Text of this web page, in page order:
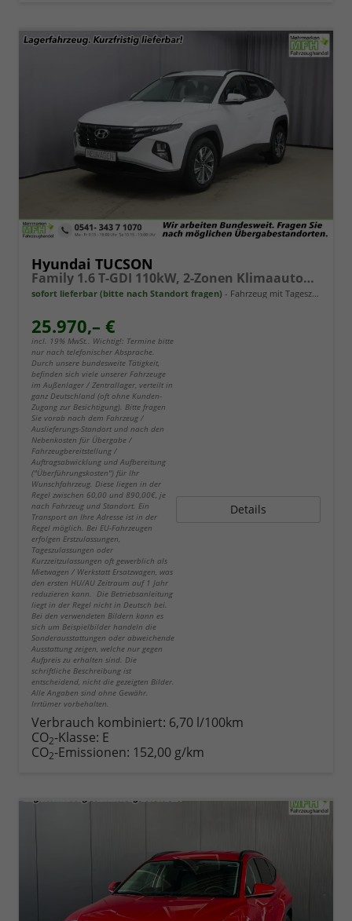
Hyundai TUCSON
Family 1.6 T-GDI 110kW, 2-Zonen Klimaautomatik, Sitzheizung, AppleCarPlay&Android Auto, Freisprecheinrichtung, Radio DAB, Verkehrszeichenerkennung, Rückfahrkamera, eCall Notrufsystem, 17 Zoll Leichtmetallfelgen, uvm.
sofort lieferbar (bitte nach Standort fragen) Fahrzeug mit Tageszulassung
25.970,– €
incl. 19% MwSt.. Wichtig!: Termine bitte
nur nach telefonischer Absprache.
Durch unsere bundesweite Tätigkeit,
befinden sich viele unserer Fahrzeuge
im Außenlager / Zentrallager, verteilt in
ganz Deutschland (oft ohne Kunden-
Zugang zur Besichtigung). Bitte fragen
Sie vorab nach dem Fahrzeug /
Auslieferungs-Standort und nach den
Nebenkosten für Übergabe /
Fahrzeugbereitstellung /
Auftragsabwicklung und Aufbereitung
("Überführungskosten") für Ihr
Wunschfahrzeug. Diese liegen in der
Regel zwischen 60,00 und 890,00€, je
nach Fahrzeug und Standort. Ein
Transport an Ihre Adresse ist in der
Regel möglich. Bei EU-Fahrzeugen
erfolgen Erstzulassungen,
Tageszulassungen oder
Kurzzeitzulassungen oft gewerblich als
Mietwagen / Werkstatt Ersatzwagen, was
den ersten HU/AU Zeitraum auf 1 Jahr
reduzieren kann. Die Betriebsanleitung
liegt in der Regel nicht in Deutsch bei.
Bei den verwendeten Bildern kann es
sich um Beispielbilder handeln die
Sonderausstattungen oder abweichende
Ausstattung zeigen, welche nur gegen
Aufpreis zu erhalten sind. Die
schriftliche Beschreibung ist
entscheidend, nicht die gezeigten Bilder.
Alle Angaben sind ohne Gewähr.
Irrtümer vorbehalten.
Details
Verbrauch kombiniert: 6,70 l/100km
CO2-Klasse: E
CO2-Emissionen: 152,00 g/km